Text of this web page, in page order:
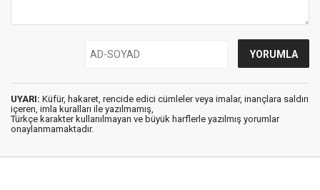
UYARI: Küfür, hakaret, rencide edici cümleler veya imalar, inançlara saldırı
içeren, imla kuralları ile yazılmamış,
Türkçe karakter kullanılmayan ve büyük harflerle yazılmış yorumlar
onaylanmamaktadır.